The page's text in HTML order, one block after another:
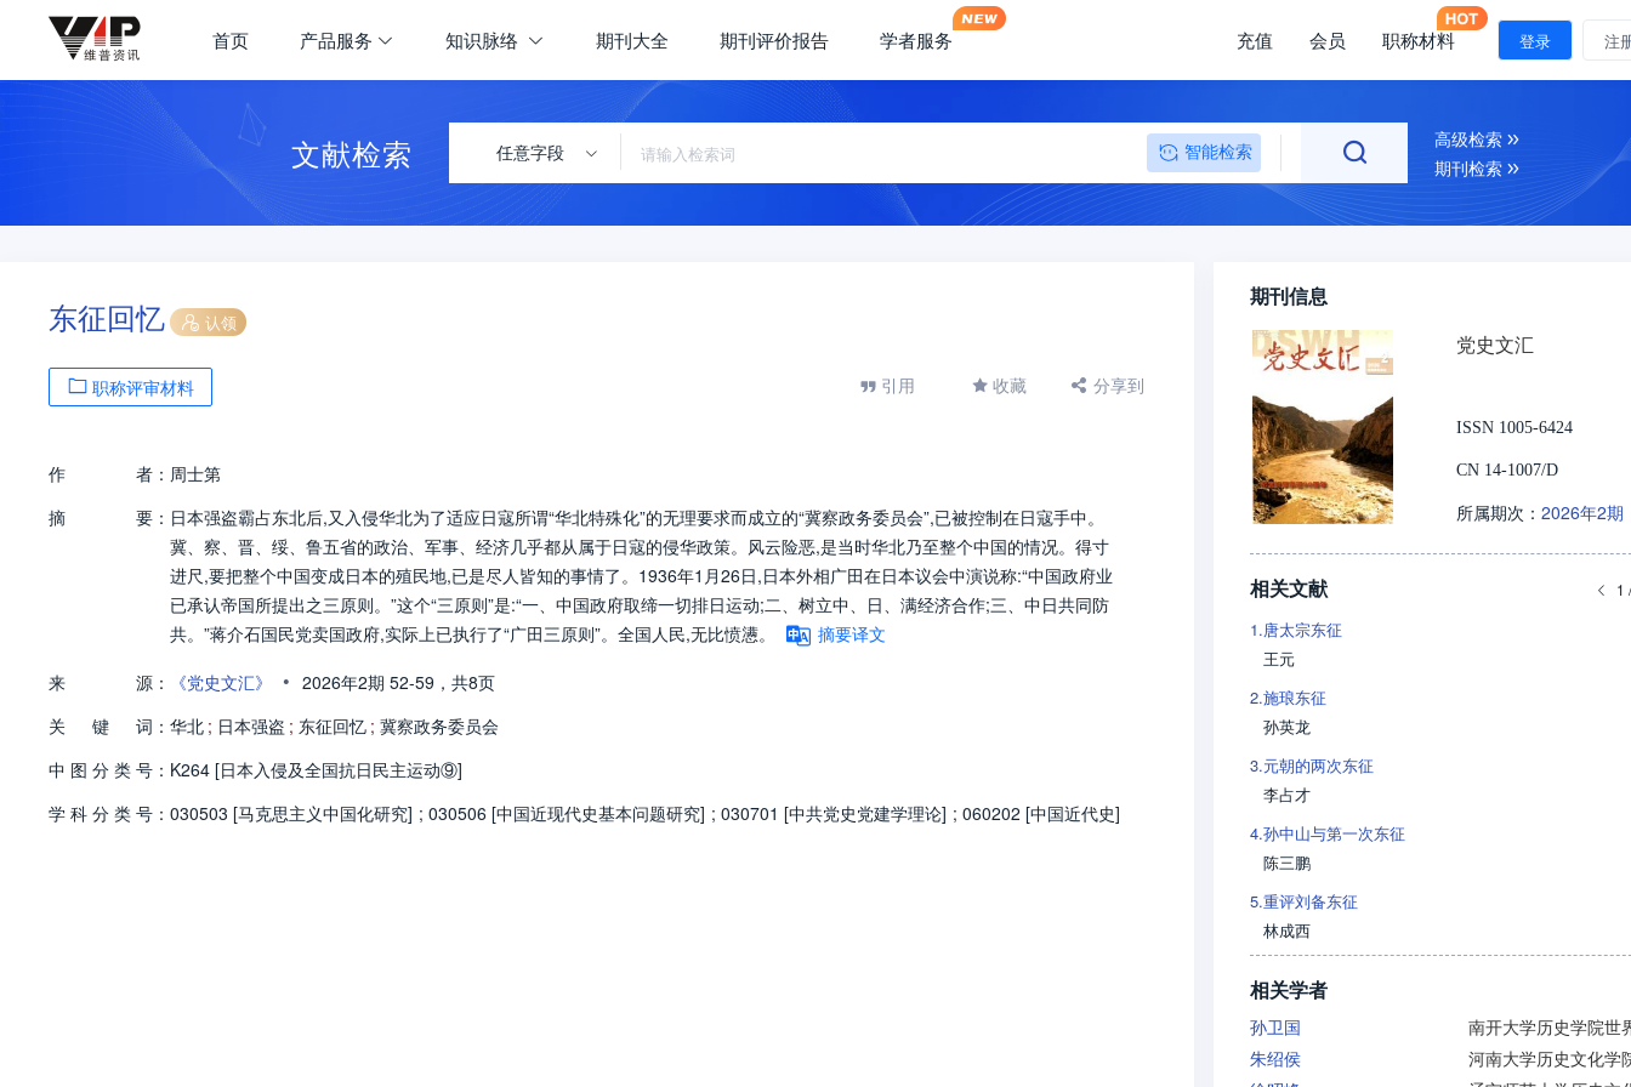
首页 产品服务 知识脉络 期刊大全 期刊评价报告 学者服务 充值 会员 职称材料 登录 注
文献检索 任意字段 智能检索
高级检索
期刊检索
东征回忆 认领
职称评审材料 引用 收藏 分享到
作 者： 周士第
摘
要： 日本强盗霸占东北后,又入侵华北为了适应日寇所谓“华北特殊化”的无理要求而成立的“冀察政务委员会”,已被控制在日寇手中。
冀、察、晋、绥、鲁五省的政治、军事、经济几乎都从属于日寇的侵华政策。风云险恶,是当时华北乃至整个中国的情况。得寸
进尺,要把整个中国变成日本的殖民地,已是尽人皆知的事情了。1936年1月26日,日本外相广田在日本议会中演说称:“中国政府业
已承认帝国所提出之三原则。”这个“三原则”是:“一、中国政府取缔一切排日运动;二、树立中、日、满经济合作;三、中日共同防
共。”蒋介石国民党卖国政府,实际上已执行了“广田三原则”。全国人民,无比愤懑。
摘要译文
来
源： 《党史文汇》 • 2026年2期 52-59， 共8页
关
键 词： 华北 ; 日本强盗 ; 东征回忆 ; 冀察政务委员会
中 图 分 类 号： K264 [日本入侵及全国抗日民主运动⑨]
学 科 分 类 号： 030503 [马克思主义中国化研究] ; 030506 [中国近现代史基本问题研究] ; 030701 [中共党史党建学理论] ; 060202 [中国近代史]
期刊信息
党史文汇
ISSN 1005-6424
CN 14-1007/D
所属期次： 2026年2期
相关文献 1
1.唐太宗东征
王元
2.施琅东征
孙英龙
3.元朝的两次东征
李占才
4.孙中山与第一次东征
陈三鹏
5.重评刘备东征
林成西
相关学者
孙卫国
朱绍侯
河南大学历史文化学